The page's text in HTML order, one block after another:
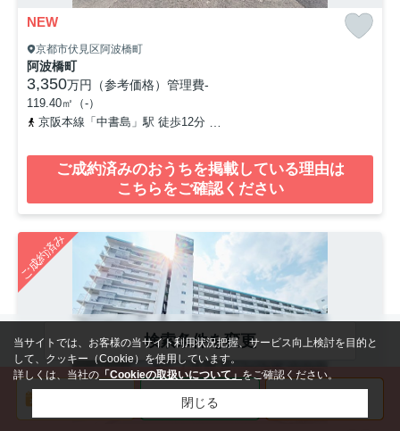
NEW
京都市伏見区阿波橋町
阿波橋町
3,350万円（参考価格） 管理費-
119.40㎡（-）
京阪本線「中書島」駅 徒歩12分
ご成約済みのおうちを掲載している理由は
こちらをご確認ください
ご成約済み
検索条件を変更
当サイトでは、お客様の当サイト利用状況把握、サービス向上検討を目的と
して、クッキー（Cookie）を使用しています。
詳しくは、当社の 「Cookieの取扱いについて」をご確認ください。
閉じる